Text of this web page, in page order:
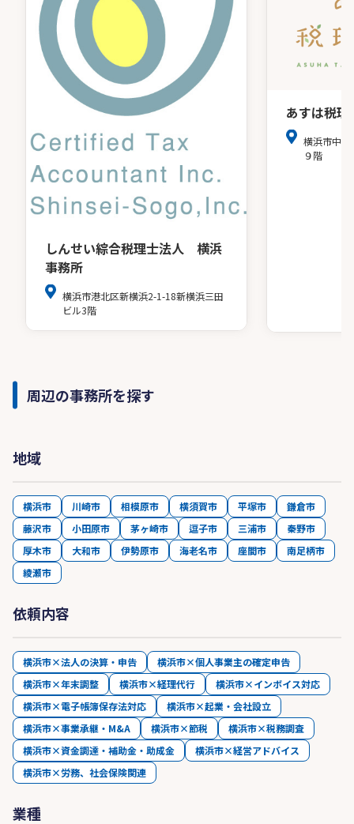
しんせい綜合税理士法人 横浜
事務所
横浜市港北区新横浜2-1-18新横浜三田
ビル3階
あすは税理
横浜市中区
９階
周辺の事務所を探す
地域
横浜市 川崎市 相模原市 横須賀市 平塚市
鎌倉市
藤沢市
小田原市 茅ヶ崎市 逗子市 三浦市
秦野市
厚木市
大和市 伊勢原市 海老名市 座間市
南足柄市
綾瀬市
依頼内容
横浜市×法人の決算・申告
横浜市×個人事業主の確定申告
横浜市×年末調整
横浜市×経理代行
横浜市×インボイス対応
横浜市×電子帳簿保存法対応
横浜市×起業・会社設立
横浜市×事業承継・M&A
横浜市×節税
横浜市×税務調査
横浜市×資金調達・補助金・助成金
横浜市×経営アドバイス
横浜市×労務、社会保険関連
業種